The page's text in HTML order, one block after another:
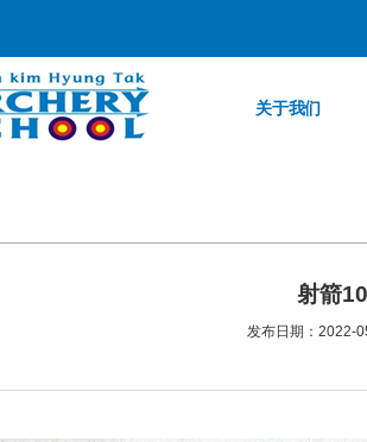
关于我们
射箭
发布日期：2022-